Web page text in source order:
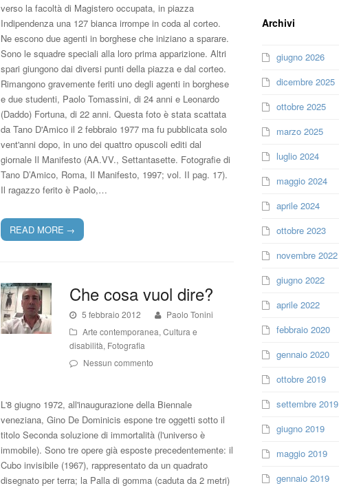
verso la facoltà di Magistero occupata, in piazza
Indipendenza una 127 bianca irrompe in coda al corteo.
Ne escono due agenti in borghese che iniziano a sparare.
Sono le squadre speciali alla loro prima apparizione. Altri
spari giungono dai diversi punti della piazza e dal corteo.
Rimangono gravemente feriti uno degli agenti in borghese
e due studenti, Paolo Tomassini, di 24 anni e Leonardo
(Daddo) Fortuna, di 22 anni. Questa foto è stata scattata
da Tano D'Amico il 2 febbraio 1977 ma fu pubblicata solo
vent'anni dopo, in uno dei quattro opuscoli editi dal
giornale Il Manifesto (AA.VV., Settantasette. Fotografie di
Tano D’Amico, Roma, Il Manifesto, 1997; vol. II pag. 17).
Il ragazzo ferito è Paolo,…
READ MORE →
Che cosa vuol dire?
5 febbraio 2012
Paolo Tonini
Arte contemporanea, Cultura e
disabilità, Fotografia
Nessun commento
L'8 giugno 1972, all'inaugurazione della Biennale
veneziana, Gino De Dominicis espone tre oggetti sotto il
titolo Seconda soluzione di immortalità (l'universo è
immobile). Sono tre opere già esposte precedentemente: il
Cubo invisibile (1967), rappresentato da un quadrato
disegnato per terra; la Palla di gomma (caduta da 2 metri)
Archivi
giugno 2026
dicembre 2025
ottobre 2025
marzo 2025
luglio 2024
maggio 2024
aprile 2024
ottobre 2023
novembre 2022
giugno 2022
aprile 2022
febbraio 2020
gennaio 2020
ottobre 2019
settembre 2019
giugno 2019
maggio 2019
gennaio 2019